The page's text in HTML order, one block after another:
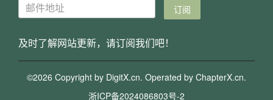
及时了解网站更新，请订阅我们吧！
©2026 Copyright by DigitX.cn. Operated by ChapterX.cn.
浙ICP备2024086803号-2